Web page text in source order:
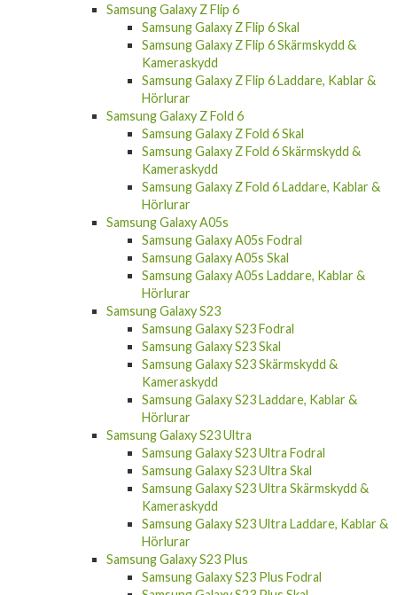
Samsung Galaxy Z Flip 6
Samsung Galaxy Z Flip 6 Skal
Samsung Galaxy Z Flip 6 Skärmskydd &
Kameraskydd
Samsung Galaxy Z Flip 6 Laddare, Kablar &
Hörlurar
Samsung Galaxy Z Fold 6
Samsung Galaxy Z Fold 6 Skal
Samsung Galaxy Z Fold 6 Skärmskydd &
Kameraskydd
Samsung Galaxy Z Fold 6 Laddare, Kablar &
Hörlurar
Samsung Galaxy A05s
Samsung Galaxy A05s Fodral
Samsung Galaxy A05s Skal
Samsung Galaxy A05s Laddare, Kablar &
Hörlurar
Samsung Galaxy S23
Samsung Galaxy S23 Fodral
Samsung Galaxy S23 Skal
Samsung Galaxy S23 Skärmskydd &
Kameraskydd
Samsung Galaxy S23 Laddare, Kablar &
Hörlurar
Samsung Galaxy S23 Ultra
Samsung Galaxy S23 Ultra Fodral
Samsung Galaxy S23 Ultra Skal
Samsung Galaxy S23 Ultra Skärmskydd &
Kameraskydd
Samsung Galaxy S23 Ultra Laddare, Kablar &
Hörlurar
Samsung Galaxy S23 Plus
Samsung Galaxy S23 Plus Fodral